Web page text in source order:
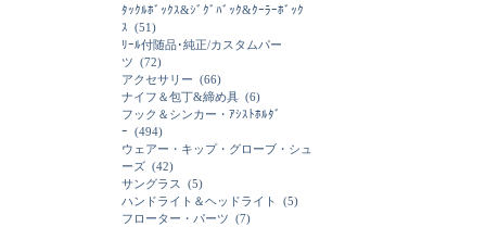
ﾀｯｸﾙﾎﾞｯｸｽ&ｼﾞｸﾞﾊﾞｯｸ&ｸｰﾗｰﾎﾞｯｸ
ｽ (51)
ﾘｰﾙ付随品･純正/カスタムパー
ツ (72)
アクセサリー (66)
ナイフ＆包丁&締め具 (6)
フック＆シンカー・ｱｼｽﾄﾎﾙﾀﾞ
ｰ (494)
ウェアー・キップ・グローブ・シュ
ーズ (42)
サングラス
(5)
ハンドライト＆ヘッドライト
(5)
フローター・パーツ (7)